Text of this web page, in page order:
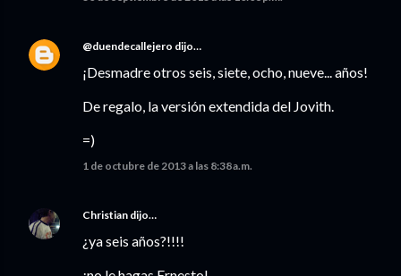
@duendecallejero dijo…
¡Desmadre otros seis, siete, ocho, nueve... años!
De regalo, la versión extendida del Jovith.
=)
1 de octubre de 2013 a las 8:38 a.m.
Christian dijo…
¿ya seis años?!!!!